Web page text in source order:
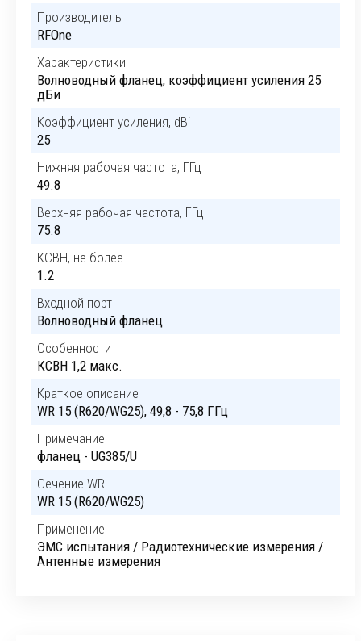
Производитель
RFOne
Характеристики
Волноводный фланец, коэффициент усиления 25
дБи
Коэффициент усиления, dBi
25
Нижняя рабочая частота, ГГц
49.8
Верхняя рабочая частота, ГГц
75.8
КСВН, не более
1.2
Входной порт
Волноводный фланец
Особенности
КСВН 1,2 макс.
Краткое описание
WR 15 (R620/WG25), 49,8 - 75,8 ГГц
Примечание
фланец - UG385/U
Сечение WR-...
WR 15 (R620/WG25)
Применение
ЭМС испытания / Радиотехнические измерения /
Антенные измерения